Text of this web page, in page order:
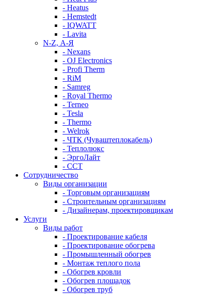
- Heatus
- Hemstedt
- IQWATT
- Lavita
N-Z, А-Я
- Nexans
- OJ Electronics
- Profi Therm
- RiM
- Samreg
- Royal Thermo
- Terneo
- Tesla
- Thermo
- Welrok
- ЧТК (Чуваштеплокабель)
- Теплолюкс
- ЭргоЛайт
- ССТ
Сотрудничество
Виды организации
- Торговым организациям
- Строительным организациям
- Дизайнерам, проектировщикам
Услуги
Виды работ
- Проектирование кабеля
- Проектирование обогрева
- Промышленный обогрев
- Монтаж теплого пола
- Обогрев кровли
- Обогрев площадок
- Обогрев труб